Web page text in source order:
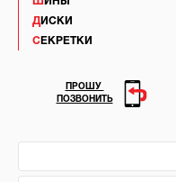
ДИСКИ
СЕКРЕТКИ
ПРОШУ
ПОЗВОНИТЬ